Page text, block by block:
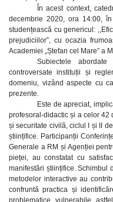
În acest context,
decembrie 2020, ora 14:00,
studențească cu genericul:
prejudiciilor”, cu ocazia
Academiei „Ștefan cel Mare” a
Subiectele
controversate instituții și
domeniu, vizând aspecte cu
prezente.
Este de apreciat,
profesoral-didactic și a celor 42
și securitate civilă, ciclul I și II
științifice. Participanții
Generale a RM și Agenției
pieței, au constatat cu
manifestări științifice. Schimbul
metodelor interactive au
confruntă practica și
problematice, vulnerabile,